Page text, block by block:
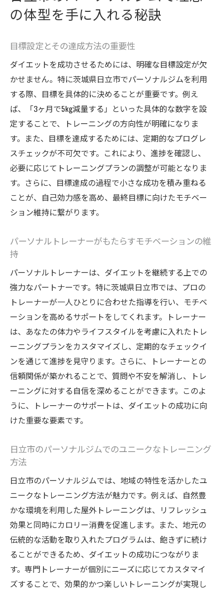
の体型を手に入れる秘訣
目標設定とその達成方法の重要性
ダイエットを成功させるためには、明確な目標設定が欠
かせません。特に茨城県日立市でパーソナルジムを利用
する際、目標を具体的に決めることが重要です。例え
ば、「3ヶ月で5kg減量する」といった具体的な数字を設
定することで、トレーニングの方向性が明確になりま
す。また、目標を達成するためには、定期的なプログレ
スチェックが不可欠です。これにより、進捗を確認し、
必要に応じてトレーニングプランの調整が可能となりま
す。さらに、目標達成の過程で小さな成功を積み重ねる
ことが、自己効力感を高め、最終目標に向けたモチベー
ション維持に繋がります。
パーソナルトレーナーがもたらすモチベーションの維
持
パーソナルトレーナーは、ダイエットを継続する上での
強力なパートナーです。特に茨城県日立市では、プロの
トレーナーが一人ひとりに合わせた指導を行い、モチベ
ーションを高めるサポートをしてくれます。トレーナー
は、あなたの体力やライフスタイルを考慮に入れたトレ
ーニングプランをカスタマイズし、定期的なチェックイ
ンを通じて進捗を見守ります。さらに、トレーナーとの
信頼関係が築かれることで、質問や不安を解消し、トレ
ーニングに対する自信を深めることができます。このよ
うに、トレーナーのサポートは、ダイエットの成功に向
けた重要な要素です。
日立市のパーソナルジムでのユニークなトレーニング
方法
日立市のパーソナルジムでは、地域の特性を活かしたユ
ニークなトレーニング方法が魅力です。例えば、自然豊
かな環境を利用した屋外トレーニングは、リフレッシュ
効果と同時にカロリー消費を促進します。また、地元の
伝統的な活動を取り入れたプログラムは、飽きずに続け
ることができるため、ダイエットの成功につながりま
す。専門トレーナーが個別にニーズに応じてカスタマイ
ズすることで、効果的かつ楽しいトレーニングが実現し